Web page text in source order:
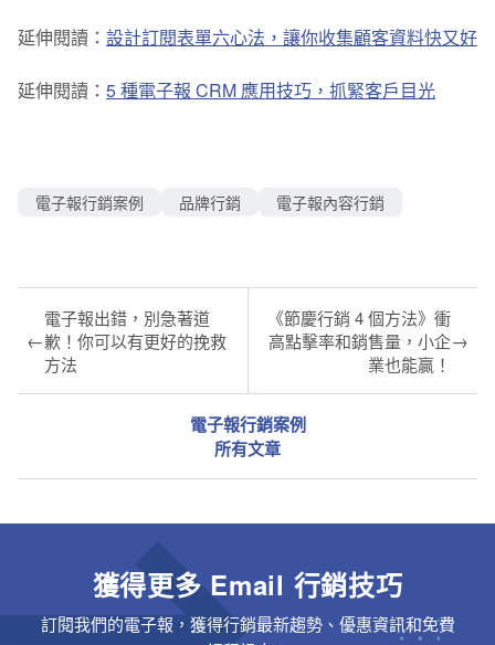
延伸閱讀： 設計訂閱表單六心法，讓你收集顧客資料快又好
延伸閱讀： 5 種電子報 CRM 應用技巧，抓緊客戶目光
電子報行銷案例 品牌行銷 電子報內容行銷
←
電子報出錯，別急著道
歉！你可以有更好的挽救
方法
電子報行銷案例
所有文章
《節慶行銷 4 個方法》衝
高點擊率和銷售量，小企
業也能贏！
→
獲得更多 Email 行銷技巧
訂閱我們的電子報，獲得行銷最新趨勢、優惠資訊和免費